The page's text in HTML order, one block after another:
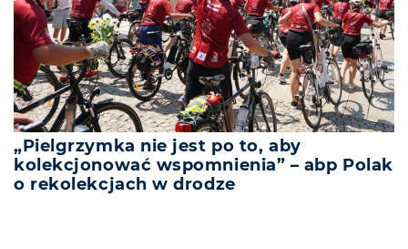
„Pielgrzymka nie jest po to, aby
kolekcjonować wspomnienia” – abp Polak
o rekolekcjach w drodze